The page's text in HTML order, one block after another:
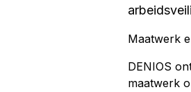
Maatwerk
DENIOS
maatwerk